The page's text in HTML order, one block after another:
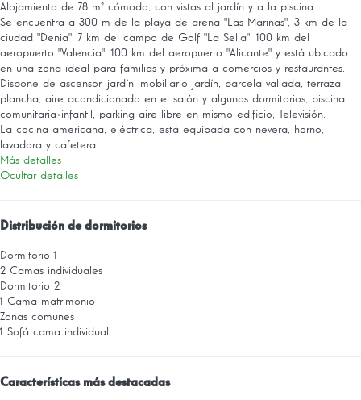
Alojamiento de 78 m² cómodo, con vistas al jardín y a la piscina.
Se encuentra a 300 m de la playa de arena "Las Marinas", 3 km de la
ciudad "Denia", 7 km del campo de Golf "La Sella", 100 km del
aeropuerto "Valencia", 100 km del aeropuerto "Alicante" y está ubicado
en una zona ideal para familias y próxima a comercios y restaurantes.
Dispone de ascensor, jardín, mobiliario jardín, parcela vallada, terraza,
plancha, aire acondicionado en el salón y algunos dormitorios, piscina
comunitaria+infantil, parking aire libre en mismo edificio, Televisión.
La cocina americana, eléctrica, está equipada con nevera, horno,
lavadora y cafetera.
Más detalles
Ocultar detalles
Distribución de dormitorios
Dormitorio 1
2 Camas individuales
Dormitorio 2
1 Cama matrimonio
Zonas comunes
1 Sofá cama individual
Características más destacadas